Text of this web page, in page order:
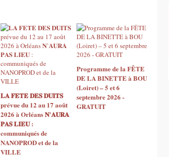
𝐋𝐀 𝐅𝐄𝐓𝐄 𝐃𝐄𝐒 𝐃𝐔𝐈𝐓𝐒
prévue du 12 au 17 août
2026 à Orléans 𝐍’𝐀𝐔𝐑𝐀
𝐏𝐀𝐒 𝐋𝐈𝐄𝐔 :
communiqués de
NANOPROD et de la
VILLE
Programme de la FÊTE
DE LA BINETTE à BOU
(Loiret) – 5 et 6
septembre 2026 -
GRATUIT